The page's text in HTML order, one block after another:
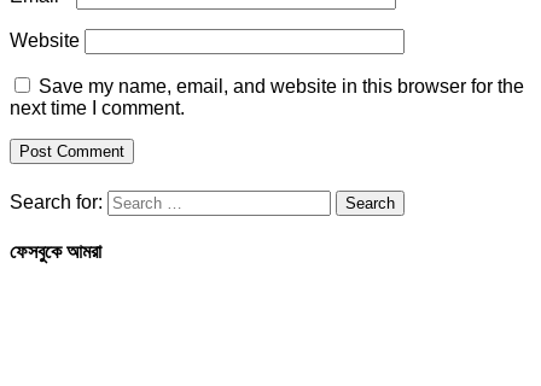
Website
Save my name, email, and website in this browser for the
next time I comment.
Search for:
ফেসবুকে আমরা